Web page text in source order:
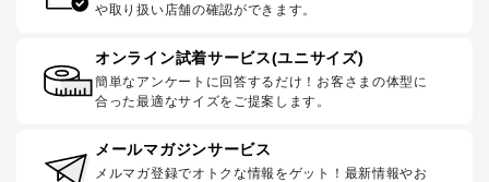
や取り扱い店舗の確認ができます。
オンライン試着サービス(ユニサイズ)
簡単なアンケートに回答するだけ！お客さまの体型に
合った最適なサイズをご提案します。
メールマガジンサービス
メルマガ登録でオトクな情報をゲット！最新情報やお